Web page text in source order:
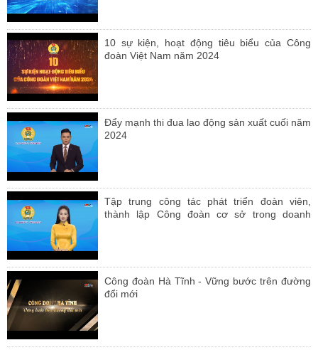
10 sự kiện, hoạt động tiêu biểu của Công
đoàn Việt Nam năm 2024
Đẩy mạnh thi đua lao động sản xuất cuối năm
2024
Tập trung công tác phát triển đoàn viên,
thành lập Công đoàn cơ sở trong doanh
Công đoàn Hà Tĩnh - Vững bước trên đường
đổi mới